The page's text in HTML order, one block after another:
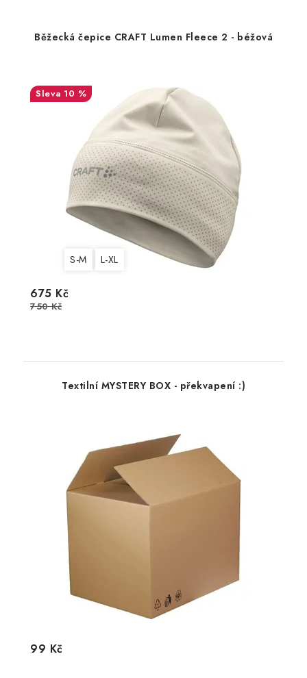
Běžecká čepice CRAFT Lumen Fleece 2 - béžová
10 %
S-M L-XL
675 Kč
750 Kč
Textilní MYSTERY BOX - překvapení :)
99 Kč